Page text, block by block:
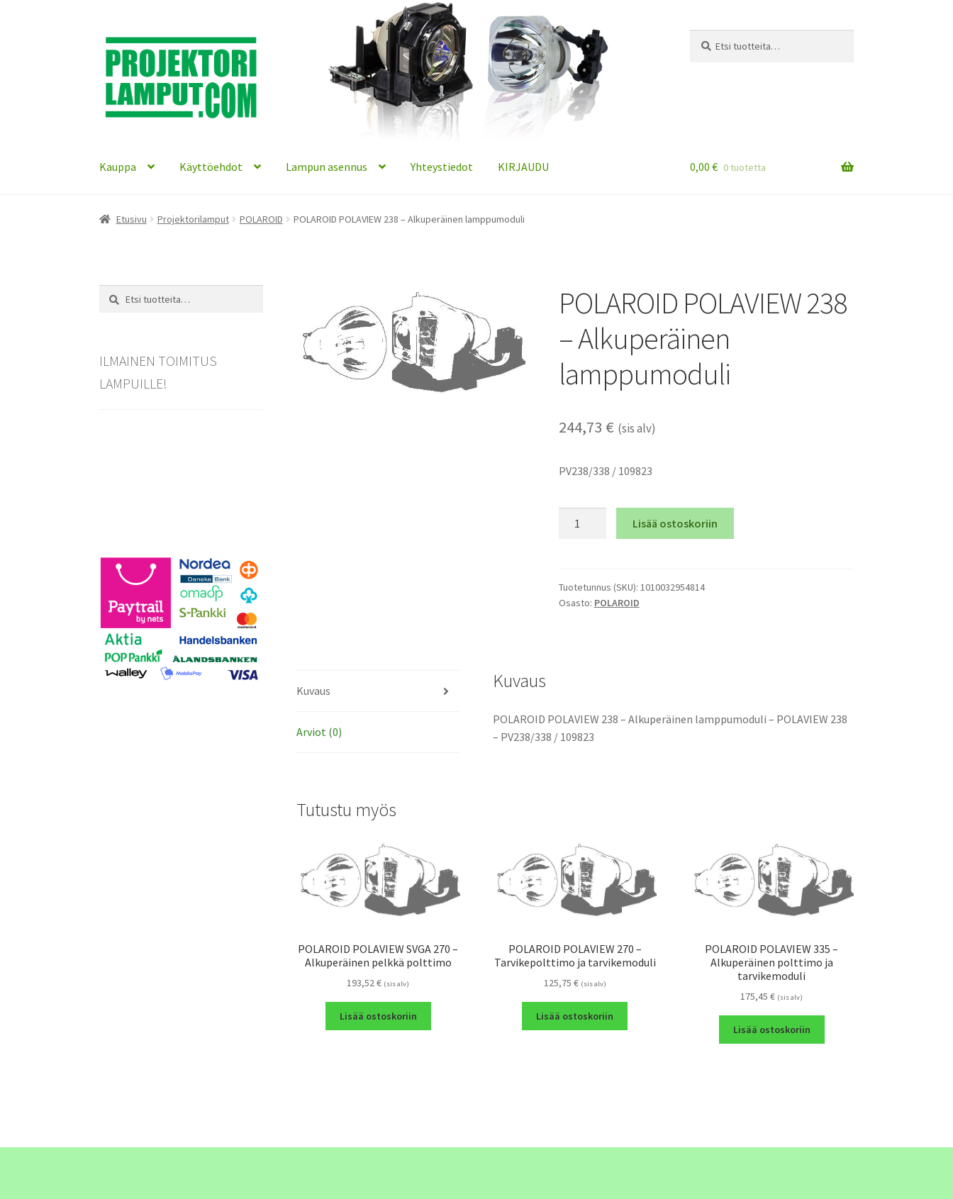
Siirry
navigointiin
Siirry
sisältöön
Kauppa Käyttöehdot Lampun asennus Yhteystiedot KIRJAUDU 0,00 € 0 tuotetta
Etusivu Projektorilamput POLAROID POLAROID POLAVIEW 238 – Alkuperäinen lamppumoduli
POLAROID POLAVIEW 238
– Alkuperäinen
lamppumoduli
244,73 € (sis alv)
PV238/338 / 109823
Alkuperäinen
lamppumoduli
Lisää ostoskoriin
Tuotetunnus (SKU): 1010032954814
Osasto: POLAROID
Kuvaus
Arviot (0)
Kuvaus
POLAROID POLAVIEW 238 – Alkuperäinen lamppumoduli – POLAVIEW 238
– PV238/338 / 109823
Tutustu myös
POLAROID POLAVIEW SVGA 270 –
Alkuperäinen pelkkä polttimo
193,52€ (sis alv)
Lisää ostoskoriin
POLAROID POLAVIEW 270 –
Tarvikepolttimo ja tarvikemoduli
125,75 € (sis alv)
Lisää ostoskoriin
POLAROID POLAVIEW 335 –
Alkuperäinen polttimo ja
tarvikemoduli
175,45€ (sis alv)
Lisää ostoskoriin
Etsi:
Haku
ILMAINEN TOIMITUS
LAMPUILLE!